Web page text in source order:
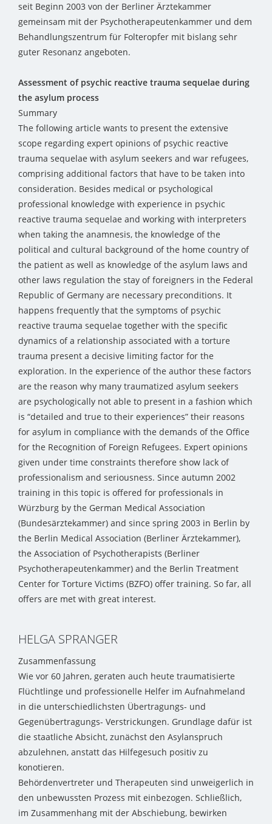
seit Beginn 2003 von der Berliner Ärztekammer
gemeinsam mit der Psychotherapeutenkammer und dem
Behandlungszentrum für Folteropfer mit bislang sehr
guter Resonanz angeboten.
Assessment of psychic reactive trauma sequelae during
the asylum process
Summary
The following article wants to present the extensive
scope regarding expert opinions of psychic reactive
trauma sequelae with asylum seekers and war refugees,
comprising additional factors that have to be taken into
consideration. Besides medical or psychological
professional knowledge with experience in psychic
reactive trauma sequelae and working with interpreters
when taking the anamnesis, the knowledge of the
political and cultural background of the home country of
the patient as well as knowledge of the asylum laws and
other laws regulation the stay of foreigners in the Federal
Republic of Germany are necessary preconditions. It
happens frequently that the symptoms of psychic
reactive trauma sequelae together with the specific
dynamics of a relationship associated with a torture
trauma present a decisive limiting factor for the
exploration. In the experience of the author these factors
are the reason why many traumatized asylum seekers
are psychologically not able to present in a fashion which
is “detailed and true to their experiences” their reasons
for asylum in compliance with the demands of the Office
for the Recognition of Foreign Refugees. Expert opinions
given under time constraints therefore show lack of
professionalism and seriousness. Since autumn 2002
training in this topic is offered for professionals in
Würzburg by the German Medical Association
(Bundesärztekammer) and since spring 2003 in Berlin by
the Berlin Medical Association (Berliner Ärztekammer),
the Association of Psychotherapists (Berliner
Psychotherapeutenkammer) and the Berlin Treatment
Center for Torture Victims (BZFO) offer training. So far, all
offers are met with great interest.
HELGA SPRANGER
Zusammenfassung
Wie vor 60 Jahren, geraten auch heute traumatisierte
Flüchtlinge und professionelle Helfer im Aufnahmeland
in die unterschiedlichsten Übertragungs- und
Gegenübertragungs- Verstrickungen. Grundlage dafür ist
die staatliche Absicht, zunächst den Asylanspruch
abzulehnen, anstatt das Hilfegesuch positiv zu
konotieren.
Behördenvertreter und Therapeuten sind unweigerlich in
den unbewussten Prozess mit einbezogen. Schließlich,
im Zusammenhang mit der Abschiebung, bewirken